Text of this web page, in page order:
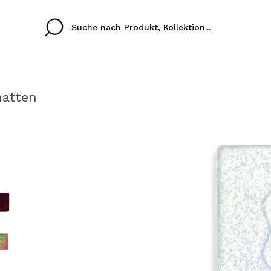
Ich habe hier kein
ICH
Durch die Erstellung
Einkäufe schnell
ESPAÑOL
colori